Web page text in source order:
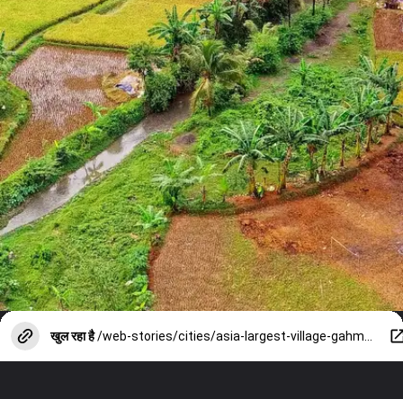
खुल रहा है /web-stories/cities/asia-largest-village-gahmar-ghazipur-know-the-facts-in-hindi/photostory/152240376.cms